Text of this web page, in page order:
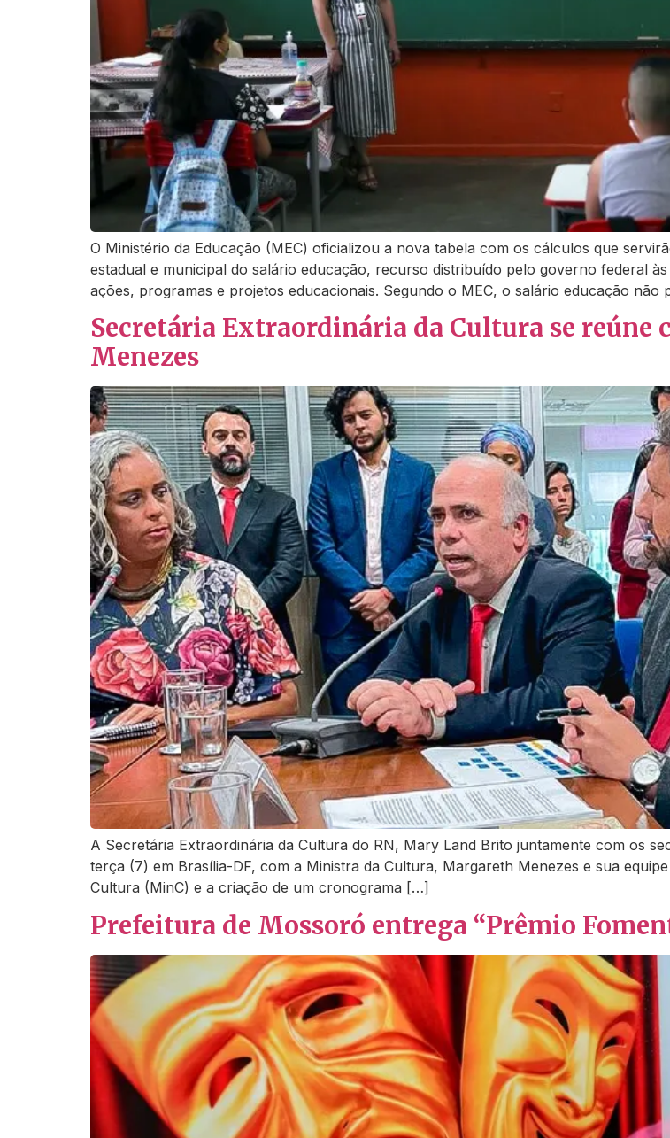
O Ministério da Educação (MEC) oficializou a nova tabela com os cálculos que
estadual e municipal do salário educação, recurso distribuído pelo governo federal
ações, programas e projetos educacionais. Segundo o MEC, o salário educação não
Secretária Extraordinária da Cultura se
Menezes
A Secretária Extraordinária da Cultura do RN, Mary Land Brito juntamente com os
terça (7) em Brasília-DF, com a Ministra da Cultura, Margareth Menezes e sua
Cultura (MinC) e a criação de um cronograma […]
Prefeitura de Mossoró entrega “Prêmio